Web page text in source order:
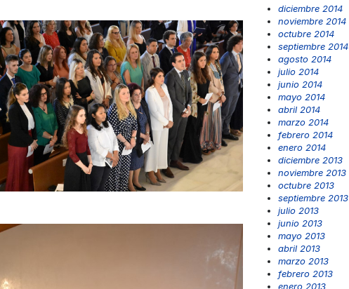
diciembre 2014
noviembre 2014
octubre 2014
septiembre 2014
agosto 2014
julio 2014
junio 2014
mayo 2014
abril 2014
marzo 2014
febrero 2014
enero 2014
diciembre 2013
noviembre 2013
octubre 2013
septiembre 2013
julio 2013
junio 2013
mayo 2013
abril 2013
marzo 2013
febrero 2013
enero 2013